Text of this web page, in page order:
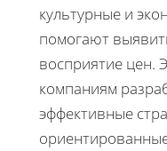
культурные и
помогают
восприятие цен.
компаниям
эффективные